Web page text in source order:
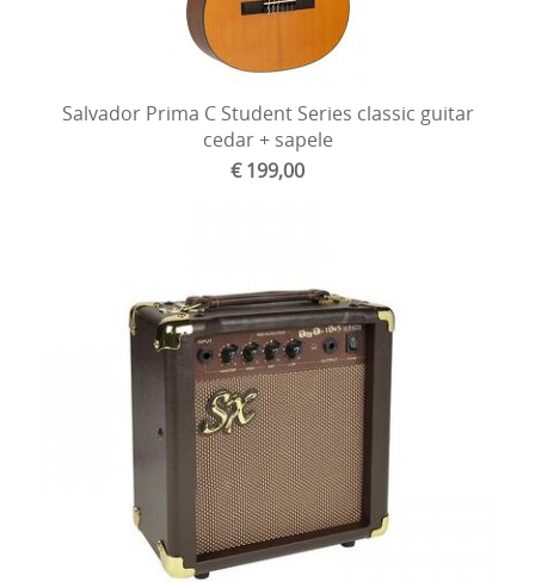
Salvador Prima C Student Series classic guitar
cedar + sapele
€ 199,00